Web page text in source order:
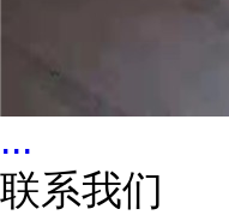
...
联系我们